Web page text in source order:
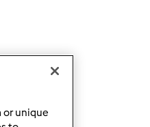
or unique